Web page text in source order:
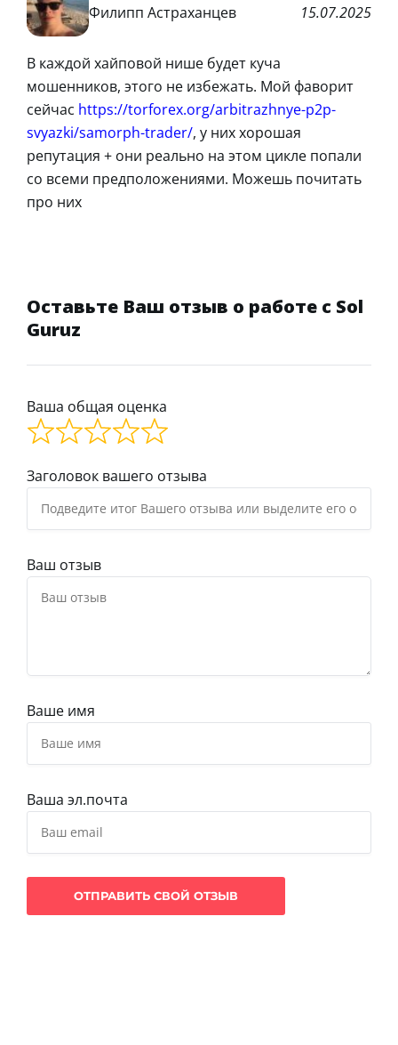
Филипп Астраханцев 15.07.2025
В каждой хайповой нише будет куча
мошенников, этого не избежать. Мой фаворит
сейчас https://torforex.org/arbitrazhnye-p2p-
svyazki/samorph-trader/, у них хорошая
репутация + они реально на этом цикле попали
со всеми предположениями. Можешь почитать
про них
Оставьте Ваш отзыв о работе с Sol
Guruz
Ваша общая оценка
Заголовок вашего отзыва
Ваш отзыв
Ваше имя
Ваша эл.почта